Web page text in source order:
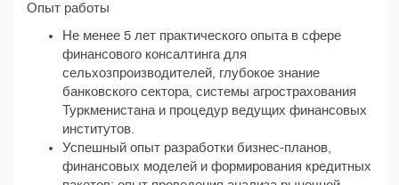
Опыт работы
Не менее 5 лет практического опыта в сфере
финансового консалтинга для
сельхозпроизводителей, глубокое знание
банковского сектора, системы агрострахования
Туркменистана и процедур ведущих финансовых
институтов.
Успешный опыт разработки бизнес-планов,
финансовых моделей и формирования кредитных